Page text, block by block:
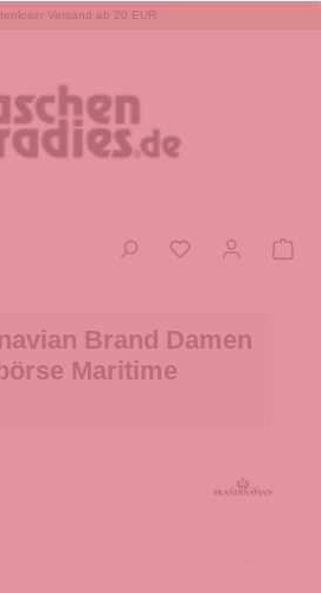
Versand ab 20 EUR
Brand Damen
Maritime